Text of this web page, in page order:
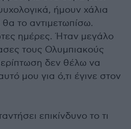
ήμουν χάλια
το αντιμετωπίσω.
ημέρες. Ήταν μεγάλο
τους Ολυμπιακούς
δεν θέλω να
μου για ό,τι έγινε στον
επικίνδυνο το τι